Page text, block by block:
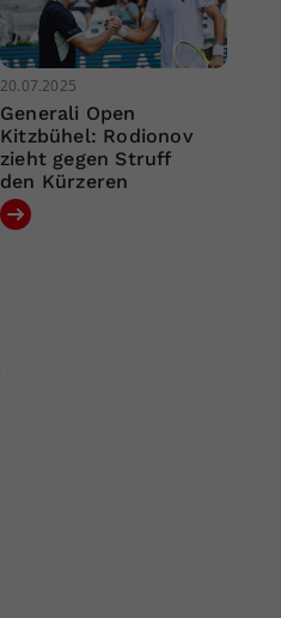
20.07.2025
Generali Open
Kitzbühel: Rodionov
zieht gegen Struff
den Kürzeren